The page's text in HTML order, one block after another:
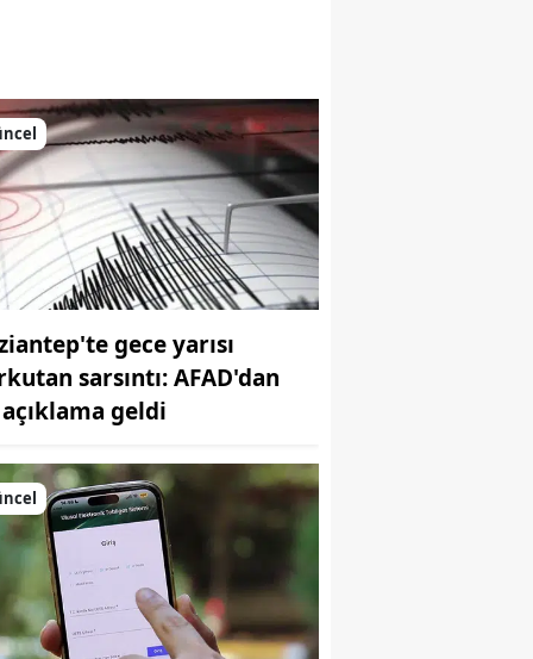
Kahramanmaraş
Mardin
Muğla
Muş
Niğde
Ordu
Rize
Sakarya
Samsun
Siirt
bu hatalara düşmeyin
gece yarısı
sarsıntı: AFAD'dan
geldi